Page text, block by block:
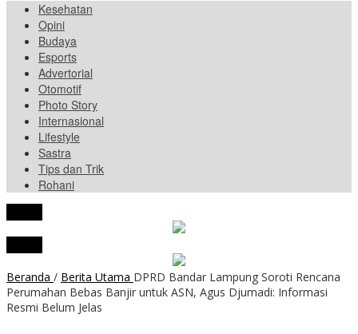
Kesehatan
Opini
Budaya
Esports
Advertorial
Otomotif
Photo Story
Internasional
Lifestyle
Sastra
Tips dan Trik
Rohani
Beranda / Berita Utama DPRD Bandar Lampung Soroti Rencana
Perumahan Bebas Banjir untuk ASN, Agus Djumadi: Informasi
Resmi Belum Jelas